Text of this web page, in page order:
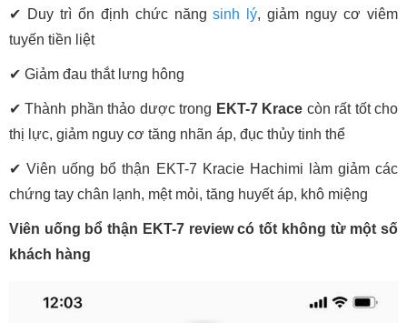
✔ Duy trì ổn định chức năngsinh lý, giảm nguy cơ viêm
tuyến tiền liệt
✔ Giảm đau thắt lưng hông
✔ Thành phần thảo dược trong E KT-7 Krace còn rất tốt cho
thị lực, giảm nguy cơ tăng nhãn áp, đục thủy tinh thể
✔ Viên uống bổ thận EKT-7 Kracie Hachimi làm giảm các
chứng tay chân lạnh, mệt mỏi, tăng huyết áp, khô miệng
Viên uống bổ thận EKT-7 review có tốt không từ một số
khách hàng